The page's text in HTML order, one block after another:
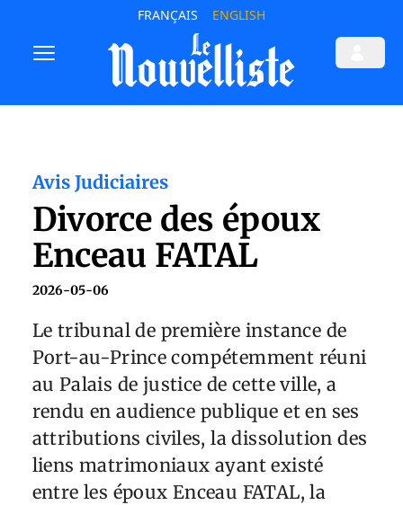
FRANÇAIS ENGLISH
Avis Judiciaires
Divorce des époux
Enceau FATAL
2026-05-06
Le tribunal de première instance de
Port-au-Prince compétemment réuni
au Palais de justice de cette ville, a
rendu en audience publique et en ses
attributions civiles, la dissolution des
liens matrimoniaux ayant existé
entre les époux Enceau FATAL, la